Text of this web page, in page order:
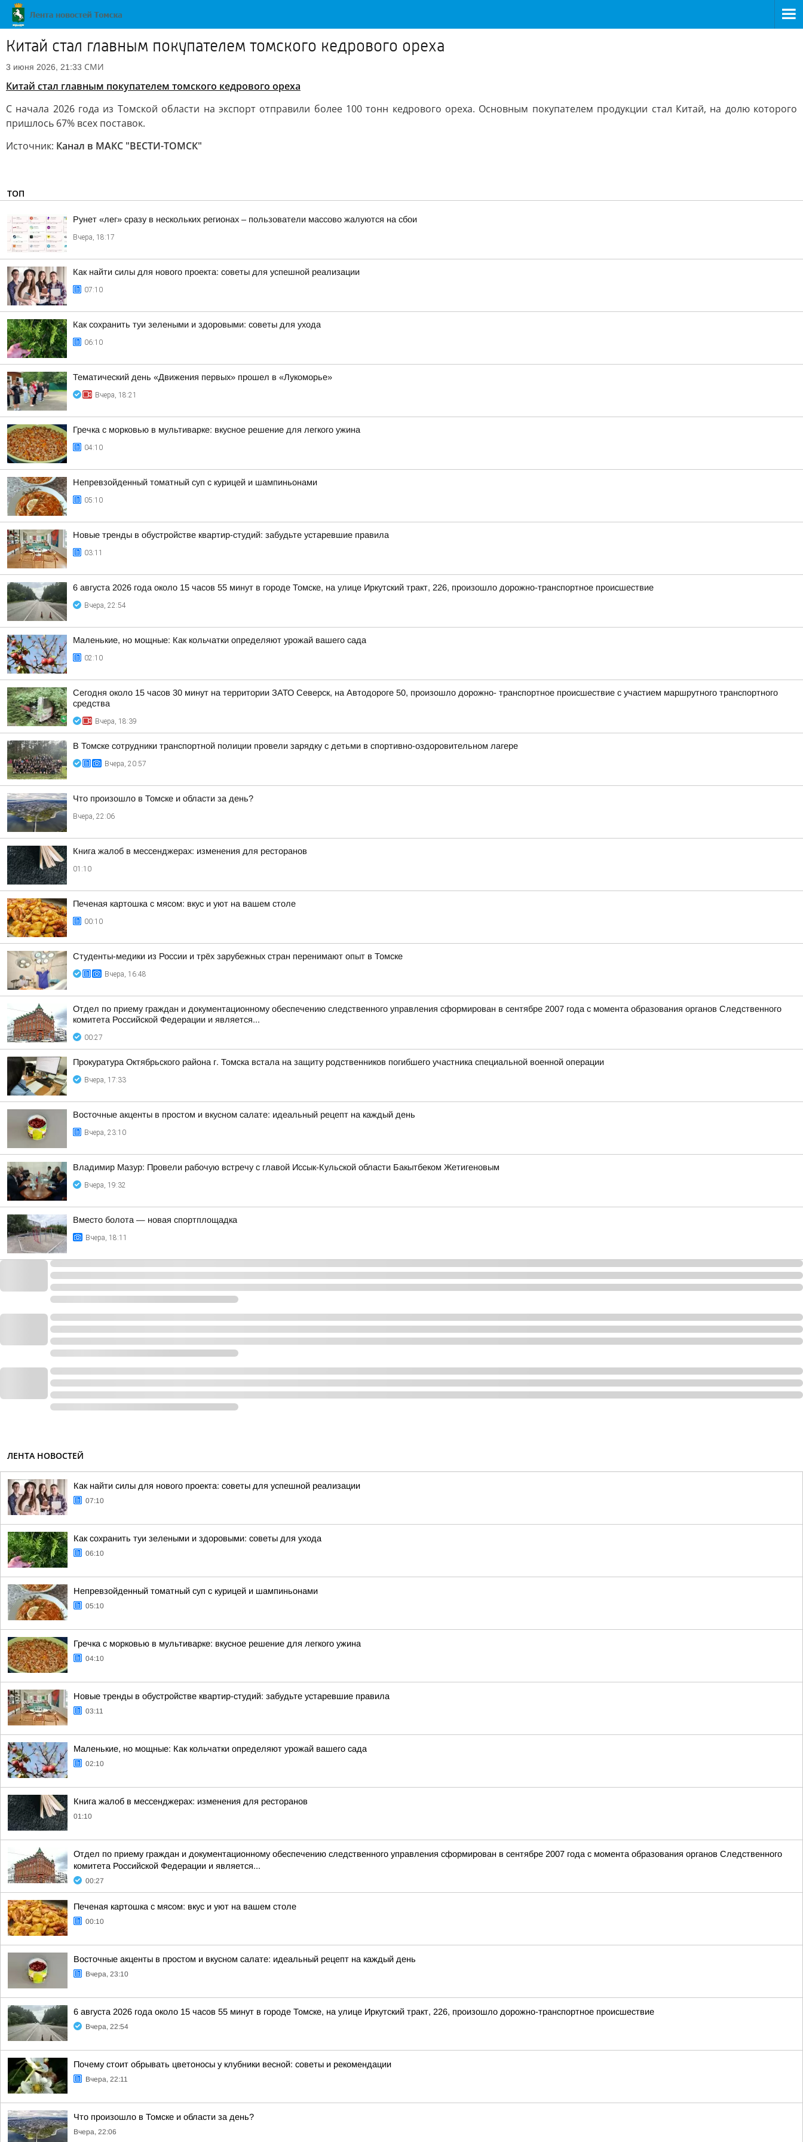
Китай стал главным покупателем томского кедрового ореха
3 июня 2026, 21:33 СМИ
Китай стал главным покупателем томского кедрового ореха
С начала 2026 года из Томской области на экспорт отправили более 100 тонн кедрового ореха. Основным покупателем продукции стал Китай, на долю которого
пришлось 67% всех поставок.
Источник: Канал в МАКС "ВЕСТИ-ТОМСК"
ТОП
Рунет «лег» сразу в нескольких регионах – пользователи массово жалуются на сбои
Вчера, 18:17
Как найти силы для нового проекта: советы для успешной реализации
07:10
Как сохранить туи зелеными и здоровыми: советы для ухода
06:10
Тематический день «Движения первых» прошел в «Лукоморье»
Вчера, 18:21
Гречка с морковью в мультиварке: вкусное решение для легкого ужина
04:10
Непревзойденный томатный суп с курицей и шампиньонами
05:10
Новые тренды в обустройстве квартир-студий: забудьте устаревшие правила
03:11
6 августа 2026 года около 15 часов 55 минут в городе Томске, на улице Иркутский тракт, 226, произошло дорожно-транспортное происшествие
Вчера, 22:54
Маленькие, но мощные: Как кольчатки определяют урожай вашего сада
02:10
Сегодня около 15 часов 30 минут на территории ЗАТО Северск, на Автодороге 50, произошло дорожно- транспортное происшествие с участием маршрутного транспортного
средства
Вчера, 18:39
В Томске сотрудники транспортной полиции провели зарядку с детьми в спортивно-оздоровительном лагере
Вчера, 20:57
Что произошло в Томске и области за день?
Вчера, 22:06
Книга жалоб в мессенджерах: изменения для ресторанов
01:10
Печеная картошка с мясом: вкус и уют на вашем столе
00:10
Студенты-медики из России и трёх зарубежных стран перенимают опыт в Томске
Вчера, 16:48
Отдел по приему граждан и документационному обеспечению следственного управления сформирован в сентябре 2007 года с момента образования органов Следственного
комитета Российской Федерации и является...
00:27
Прокуратура Октябрьского района г. Томска встала на защиту родственников погибшего участника специальной военной операции
Вчера, 17:33
Восточные акценты в простом и вкусном салате: идеальный рецепт на каждый день
Вчера, 23:10
Владимир Мазур: Провели рабочую встречу с главой Иссык-Кульской области Бакытбеком Жетигеновым
Вчера, 19:32
Вместо болота — новая спортплощадка
Вчера, 18:11
ЛЕНТА НОВОСТЕЙ
Как найти силы для нового проекта: советы для успешной реализации
07:10
Как сохранить туи зелеными и здоровыми: советы для ухода
06:10
Непревзойденный томатный суп с курицей и шампиньонами
05:10
Гречка с морковью в мультиварке: вкусное решение для легкого ужина
04:10
Новые тренды в обустройстве квартир-студий: забудьте устаревшие правила
03:11
Маленькие, но мощные: Как кольчатки определяют урожай вашего сада
02:10
Книга жалоб в мессенджерах: изменения для ресторанов
01:10
Отдел по приему граждан и документационному обеспечению следственного управления сформирован в сентябре 2007 года с момента образования органов Следственного
комитета Российской Федерации и является...
00:27
Печеная картошка с мясом: вкус и уют на вашем столе
00:10
Восточные акценты в простом и вкусном салате: идеальный рецепт на каждый день
Вчера, 23:10
6 августа 2026 года около 15 часов 55 минут в городе Томске, на улице Иркутский тракт, 226, произошло дорожно-транспортное происшествие
Вчера, 22:54
Почему стоит обрывать цветоносы у клубники весной: советы и рекомендации
Вчера, 22:11
Что произошло в Томске и области за день?
Вчера, 22:06